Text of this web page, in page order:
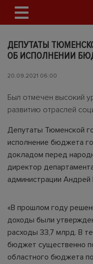
ДЕПУТАТЫ
ОБ ИСПОЛНЕНИИ
20.09.2021 06:00
Был отмечен высокий
развитию отраслей
Депутаты Тюменской
исполнение бюджета
докладом перед
директор
администрации Андрей
«В прошлом году
доходы были
расходы 33,7 млрд. В
бюджет существенно
областного бюджета